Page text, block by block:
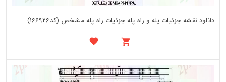
دانلود نقشه جزئیات پله و راه پله جزئیات راه پله مشخص (کد166926)